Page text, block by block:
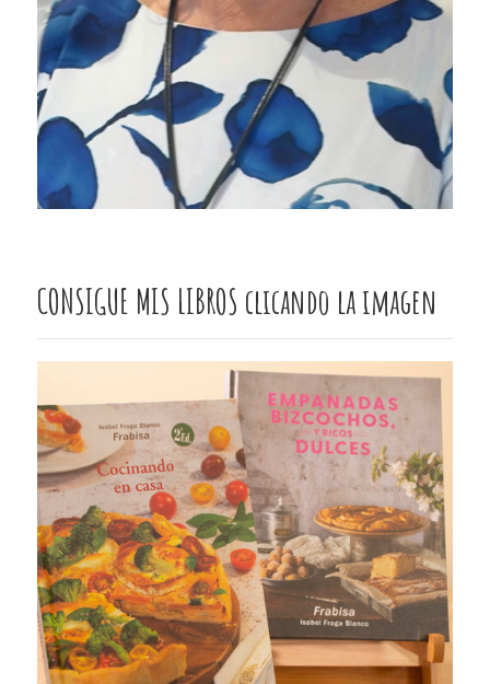
CONSIGUE MIS LIBROS clicando la imagen